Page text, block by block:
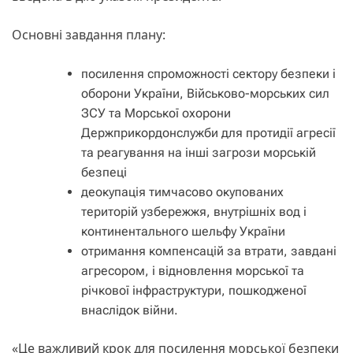
Основні завдання плану:
​посилення спроможності сектору безпеки і
оборони України, Військово-морських сил
ЗСУ та Морської охорони
Держприкордонслужби для протидії агресії
та реагування на інші загрози морській
безпеці
​деокупація тимчасово окупованих
територій узбережжя, внутрішніх вод і
континентального шельфу України
​отримання компенсацій за втрати, завдані
агресором, і відновлення морської та
річкової інфраструктури, пошкодженої
внаслідок війни.
«Це важливий крок для посилення морської безпеки